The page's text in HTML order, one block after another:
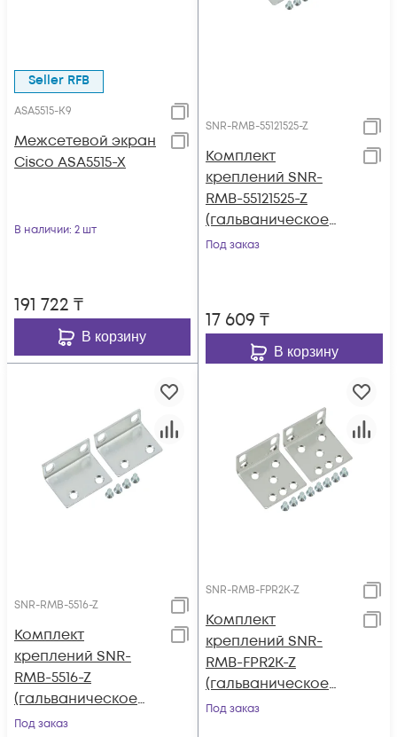
Seller RFB
ASA5515-K9
Межсетевой экран
Cisco ASA5515-X
В наличии: 2 шт
191 722 ₸
В корзину
SNR-RMB-55121525-Z
Комплект
креплений SNR-
RMB-55121525-Z
(гальваническое
покрытие) для ASA
Под заказ
17 609 ₸
В корзину
SNR-RMB-5516-Z
Комплект
креплений SNR-
RMB-5516-Z
(гальваническое
покрытие) для ASA
Под заказ
SNR-RMB-FPR2K-Z
Комплект
креплений SNR-
RMB-FPR2K-Z
(гальваническое
покрытие) для Cisco
Под заказ